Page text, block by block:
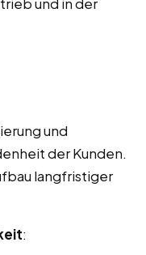
und
der Kunden.
langfristiger
: